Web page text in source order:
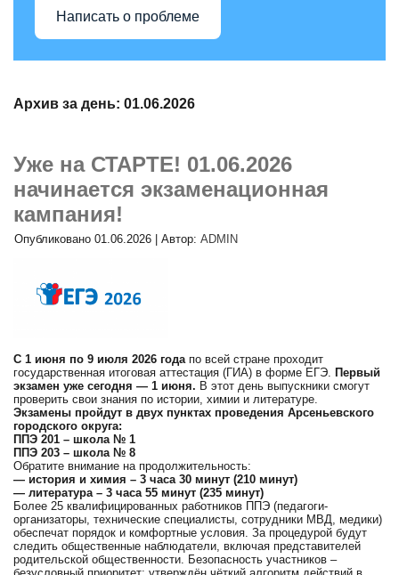
Написать о проблеме
Архив за день:01.06.2026
Уже на СТАРТЕ! 01.06.2026
начинается экзаменационная
кампания!
Опубликовано 01.06.2026 |Автор: ADMIN
С 1 июня по 9 июля 2026 годапо всей стране проходит
государственная итоговая аттестация (ГИА) в форме ЕГЭ. Первый
экзамен уже сегодня — 1 июня. В этот день выпускники смогут
проверить свои знания по истории, химии и литературе.
Экзамены пройдут в двух пунктах проведения Арсеньевского
городского округа:
ППЭ 201 – школа № 1
ППЭ 203 – школа № 8
Обратите внимание на продолжительность:
— история и химия – 3 часа 30 минут (210 минут)
— литература – 3 часа 55 минут (235 минут)
Более 25 квалифицированных работников ППЭ (педагоги-
организаторы, технические специалисты, сотрудники МВД, медики)
обеспечат порядок и комфортные условия. За процедурой будут
следить общественные наблюдатели, включая представителей
родительской общественности. Безопасность участников –